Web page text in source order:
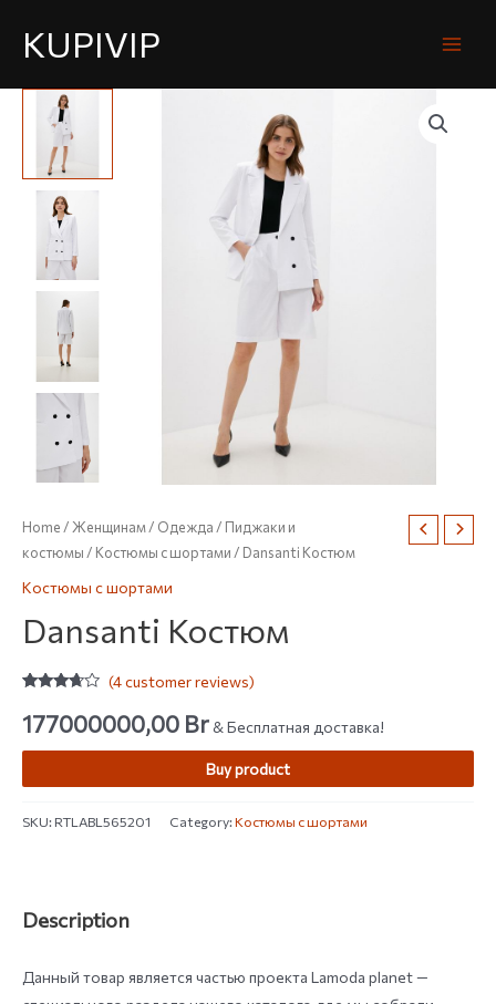
KUPIVIP
Home/Женщинам/ Одежда/ Пиджаки и
костюмы/ Костюмы с шортами/ Dansanti Костюм
Костюмы с шортами
Dansanti Костюм
3.50out
of 5
ratings
(4customer reviews)
177000000,00 Br& Бесплатная доставка!
Buy product
SKU:RTLABL565201 Category:Костюмы с шортами
Description
Данный товар является частью проекта Lamoda planet —